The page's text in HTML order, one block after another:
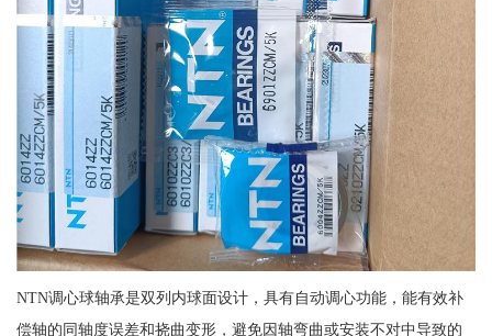
NTN调心球轴承是双列内球面设计，具有自动调心功能，能有效补
偿轴的同轴度误差和挠曲变形，避免因轴弯曲或安装不对中导致的